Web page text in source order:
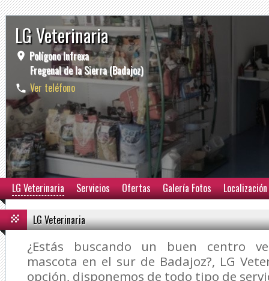
LG Veterinaria
Polígono Infrexa
Fregenal de la Sierra (Badajoz)
Ver teléfono
LG Veterinaria Servicios Ofertas Galería Fotos Localización
LG Veterinaria
¿Estás buscando un buen centro
mascota en el sur de Badajoz?, LG
opción, disponemos de todo tipo de